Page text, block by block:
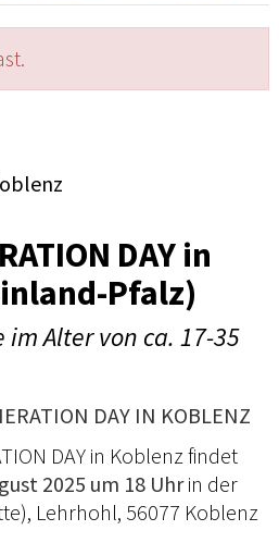
DAY in
Pfalz)
Alter von ca. 17-35
DAY IN KOBLENZ
DAY in Koblenz findet
2025 um 18 Uhrin der
Lehrhohl, 56077 Koblenz